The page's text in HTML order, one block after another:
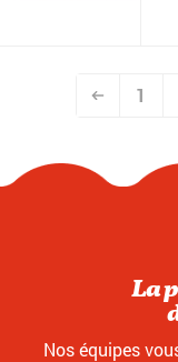
1
La
Nos équipes